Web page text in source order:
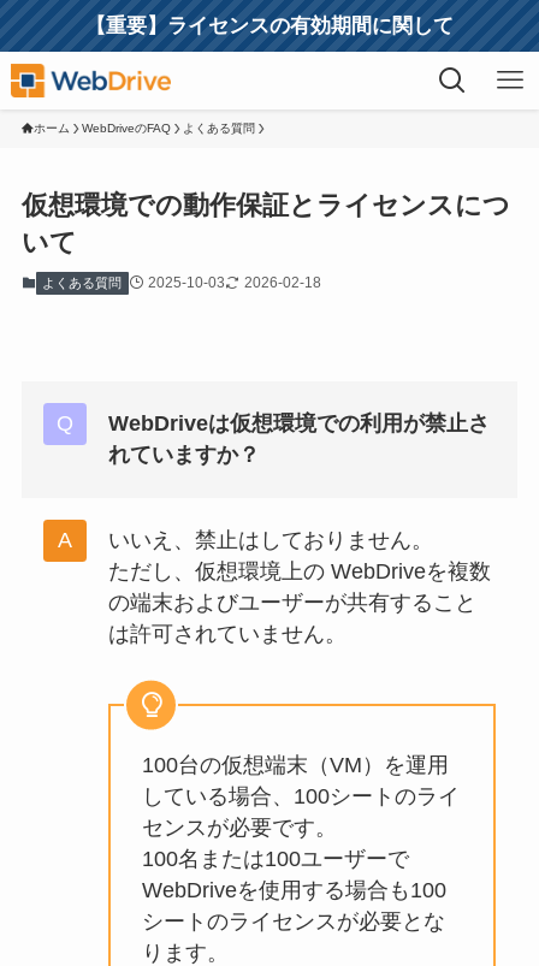
【重要】ライセンスの有効期間に関して
ホーム WebDriveのFAQ よくある質問
仮想環境での動作保証とライセンスにつ
いて
よくある質問 2025-10-03 2026-02-18
WebDriveは仮想環境での利用が禁止さ
れていますか？
いいえ、禁止はしておりません。
ただし、仮想環境上の WebDriveを複数
の端末およびユーザーが共有すること
は許可されていません。
100台の仮想端末（VM）を運用
している場合、100シートのライ
センスが必要です。
100名または100ユーザーで
WebDriveを使用する場合も100
シートのライセンスが必要とな
ります。